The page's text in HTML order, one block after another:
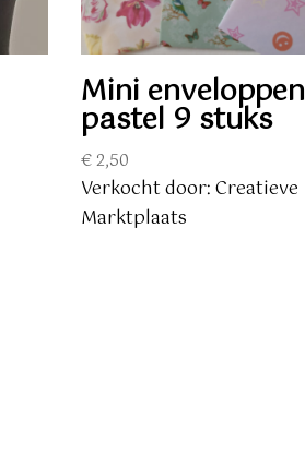
Mini enveloppen
pastel 9 stuks
€2,50
Verkocht door: Creatieve
Marktplaats